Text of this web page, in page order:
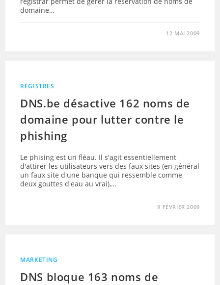
domaine…
12 MAI 2009
REGISTRES
DNS.be désactive 162 noms de
domaine pour lutter contre le
phishing
Le phising est un fléau. Il s'agit essentiellement
d'attirer les utilisateurs vers des faux sites (en général
un faux site d'une banque qui ressemble comme
deux gouttes d'eau au vrai),…
9 FÉVRIER 2009
MARKETING
DNS bloque 163 noms de